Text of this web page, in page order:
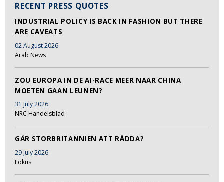
RECENT PRESS QUOTES
INDUSTRIAL POLICY IS BACK IN FASHION BUT THERE
ARE CAVEATS
02 August 2026
Arab News
ZOU EUROPA IN DE AI-RACE MEER NAAR CHINA
MOETEN GAAN LEUNEN?
31 July 2026
NRC Handelsblad
GÅR STORBRITANNIEN ATT RÄDDA?
29 July 2026
Fokus